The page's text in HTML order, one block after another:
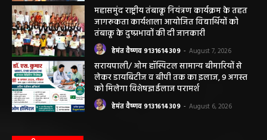
को मिलेगा विशेषज्ञ ईलाज परामर्श
हेमंत वैष्णव 9131614309 - August 6, 2026
छत्तीसगढ़ न्यूज़
सरायपाली। “हमें विश्वास नहीं था कि हमारे खेत से
हीरा निकलेगा जहां धान उगाते हैं, उसी खेत से हीरा